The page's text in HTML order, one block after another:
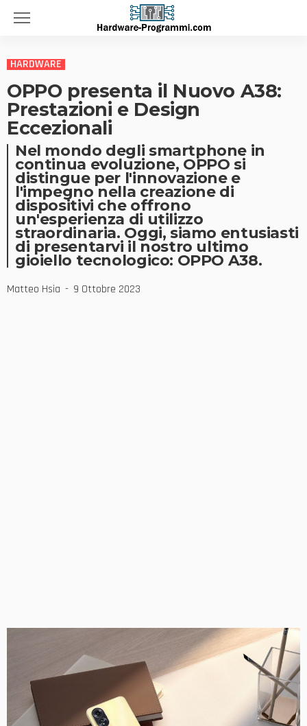
HARDWARE
OPPO presenta il Nuovo A38:
Prestazioni e Design
Eccezionali
Nel mondo degli smartphone in
continua evoluzione, OPPO si
distingue per l'innovazione e
l'impegno nella creazione di
dispositivi che offrono
un'esperienza di utilizzo
straordinaria. Oggi, siamo entusiasti
di presentarvi il nostro ultimo
gioiello tecnologico: OPPO A38.
Matteo Hsia 9 Ottobre 2023